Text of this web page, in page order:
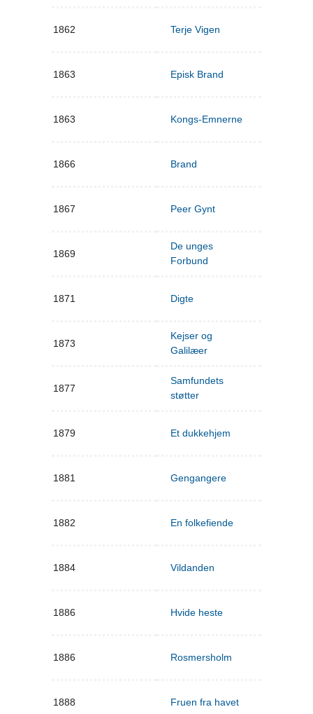
1862 Terje Vigen
1863 Episk Brand
1863 Kongs-Emnerne
1866 Brand
1867 Peer Gynt
1869
De unges
Forbund
1871 Digte
1873
Kejser og
Galilæer
1877
Samfundets
støtter
1879 Et dukkehjem
1881 Gengangere
1882 En folkefiende
1884 Vildanden
1886 Hvide heste
1886 Rosmersholm
1888 Fruen fra havet